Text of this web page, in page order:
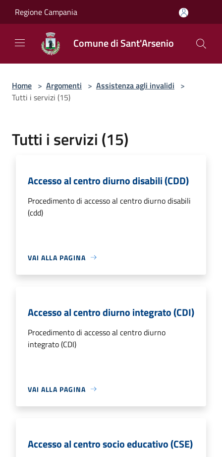
Regione Campania
Comune di Sant'Arsenio
Home > Argomenti > Assistenza agli invalidi >
Tutti i servizi (15)
Tutti i servizi (15)
Accesso al centro diurno disabili (CDD)
Procedimento di accesso al centro diurno disabili
(cdd)
VAI ALLA PAGINA
Accesso al centro diurno integrato (CDI)
Procedimento di accesso al centro diurno
integrato (CDI)
VAI ALLA PAGINA
Accesso al centro socio educativo (CSE)